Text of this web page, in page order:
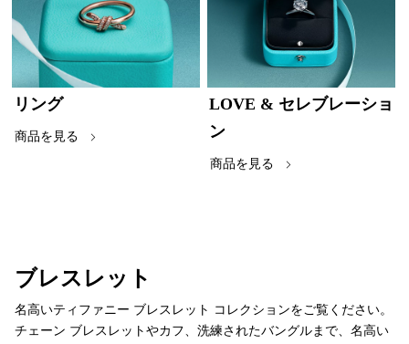
リング
商品を見る
LOVE & セレブレーショ
ン
商品を見る
ブレスレット
名高いティファニー ブレスレット コレクションをご覧ください。
チェーン ブレスレットやカフ、洗練されたバングルまで、名高い